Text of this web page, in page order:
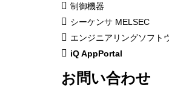
制御機器
シーケンサ MELSEC
エンジニアリングソフト
iQ AppPortal
お問い合わせ